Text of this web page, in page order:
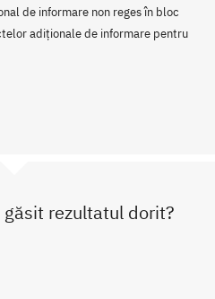
de informare non reges în bloc
adiționale de informare pentru
găsit rezultatul dorit?